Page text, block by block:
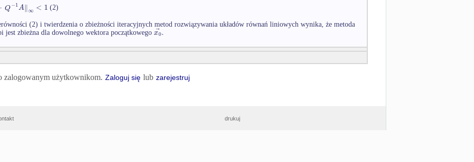
Q−1A∥∞ < 1 (2)
(2) i twierdzenia o zbieżności iteracyjnych metod rozwiązywania układów równań liniowych wynika, że metoda
jest zbieżna dla dowolnego wektora początkowego x0⃗.
zalogowanym użytkownikom. Zaloguj się lub zarejestruj
drukuj